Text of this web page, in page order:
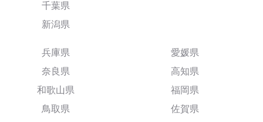
千葉県
新潟県
兵庫県
奈良県
和歌山県
鳥取県
愛媛県
高知県
福岡県
佐賀県